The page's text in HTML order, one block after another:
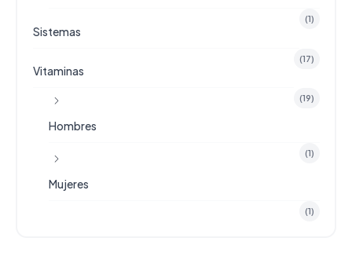
(1)
Sistemas
(17)
Vitaminas
(19)
Hombres
(1)
Mujeres
(1)